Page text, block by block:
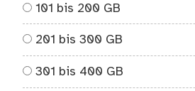
101 bis 200 GB
201 bis 300 GB
301 bis 400 GB